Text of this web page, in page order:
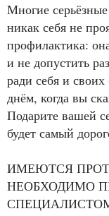
Многие
никак себя не
профилактика:
и не допустить
ради себя и
днём, когда вы
Подарите вашей
будет самый
ИМЕЮТСЯ
НЕОБХОДИМО